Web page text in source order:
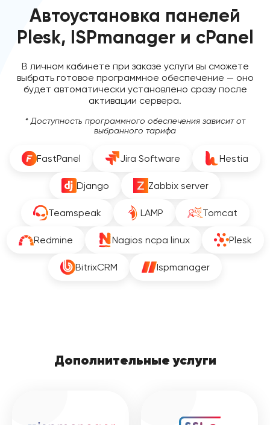
Автоустановка панелей
Plesk, ISPmanager и cPanel
В личном кабинете при заказе услуги вы сможете
выбрать готовое программное обеспечение — оно
будет автоматически установлено сразу после
активации сервера.
* Доступность программного обеспечения зависит от
выбранного тарифа
FastPanel Jira Software Hestia
Django Zabbix server
Teamspeak LAMP Tomcat
Redmine Nagios ncpa linux Plesk
BitrixCRM Ispmanager
Дополнительные услуги